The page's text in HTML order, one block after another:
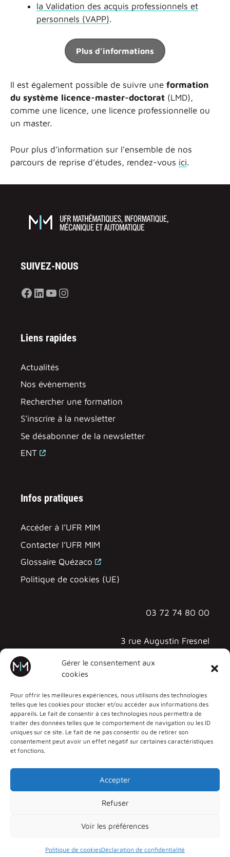
Gérer le consentement aux
cookies
Pour offrir les meilleures expériences, nous utilisons des technologies
telles que les cookies pour stocker et/ou accéder aux informations des
appareils. Le fait de consentir à ces technologies nous permettra de
traiter des données telles que le comportement de navigation ou les ID
uniques sur ce site. Le fait de ne pas consentir ou de retirer son
consentement peut avoir un effet négatif sur certaines caractéristiques
et fonctions.
Accepter
Refuser
Voir les préférences
Politique de cookiesDéclaration de confidentialité
la Validation des acquis professionnels et
personnels (VAPP).
Plus d’informations
Il est également possible de suivre une formation
du système licence-master-doctorat (LMD),
comme une licence, une licence professionnelle ou
un master.
Pour plus d’information sur l’ensemble de nos
parcours de reprise d’études, rendez-vous ici.
SUIVEZ-NOUS
Facebook
LinkedIn
YouTube
Instagram
Liens rapides
Actualités
Nos évènements
Rechercher une formation
S’inscrire à la newsletter
Se désabonner de la newsletter
ENT
Infos pratiques
Accéder à l’UFR MIM
Contacter l’UFR MIM
Glossaire Quézaco
Politique de cookies (UE)
03 72 74 80 00
3 rue Augustin Fresnel
2026 © UFR MIM •Université de Lorraine• Tous droits réservés